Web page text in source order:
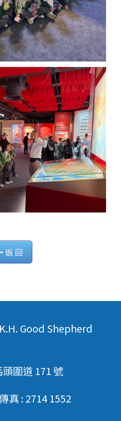
返 回
Good Shepherd
圍道 171 號
真 : 2714 1552